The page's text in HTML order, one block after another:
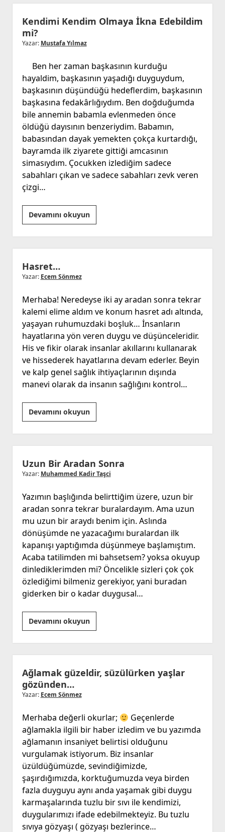
mi?
Kendimi Kendim Olmaya İkna Edebildim
mi?
Yazar: Mustafa Yılmaz
Ben her zaman başkasının kurduğu
hayaldim, başkasının yaşadığı duyguydum,
başkasının düşündüğü hedeflerdim, başkasının
başkasına fedakârlığıydım. Ben doğduğumda
bile annemin babamla evlenmeden önce
öldüğü dayısının benzeriydim. Babamın,
babasından dayak yemekten çokça kurtardığı,
bayramda ilk ziyarete gittiği amcasının
simasıydım. Çocukken izlediğim sadece
sabahları çıkan ve sadece sabahları zevk veren
çizgi…
Devamını okuyunKendimi
Kendim
Olmaya
İkna
Hasret…
Yazar: Ecem Sönmez
Merhaba! Neredeyse iki ay aradan sonra tekrar
kalemi elime aldım ve konum hasret adı altında,
yaşayan ruhumuzdaki boşluk… İnsanların
hayatlarına yön veren duygu ve düşünceleridir.
His ve fikir olarak insanlar akıllarını kullanarak
ve hissederek hayatlarına devam ederler. Beyin
ve kalp genel sağlık ihtiyaçlarının dışında
manevi olarak da insanın sağlığını kontrol…
Devamını okuyunHasret…
Uzun Bir Aradan Sonra
Yazar: Muhammed Kadir Taşci
Yazımın başlığında belirttiğim üzere, uzun bir
aradan sonra tekrar buralardayım. Ama uzun
mu uzun bir araydı benim için. Aslında
dönüşümde ne yazacağımı buralardan ilk
kapanışı yaptığımda düşünmeye başlamıştım.
Acaba tatilimden mi bahsetsem? yoksa okuyup
dinlediklerimden mi? Öncelikle sizleri çok çok
özlediğimi bilmeniz gerekiyor, yani buradan
giderken bir o kadar duygusal…
Devamını okuyunUzun
Bir
Aradan
Sonra
Ağlamak güzeldir, süzülürken yaşlar
gözünden…
Yazar: Ecem Sönmez
Merhaba değerli okurlar;
Geçenlerde
ağlamakla ilgili bir haber izledim ve bu yazımda
ağlamanın insaniyet belirtisi olduğunu
vurgulamak istiyorum. Biz insanlar
üzüldüğümüzde, sevindiğimizde,
şaşırdığımızda, korktuğumuzda veya birden
fazla duyguyu aynı anda yaşamak gibi duygu
karmaşalarında tuzlu bir sıvı ile kendimizi,
duygularımızı ifade edebilmekteyiz. Bu tuzlu
sıvıya gözyaşı ( gözyaşı bezlerince…